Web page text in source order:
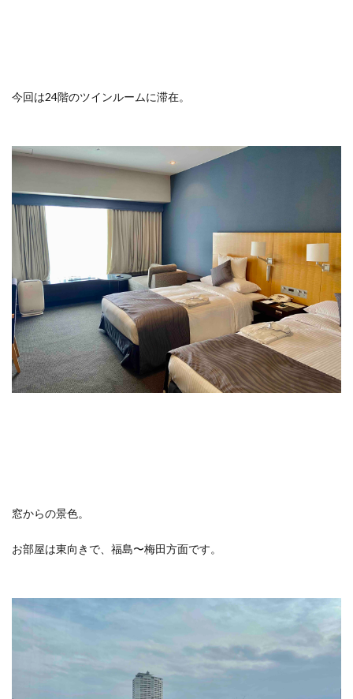
今回は24階のツインルームに滞在。
窓からの景色。
お部屋は東向きで、福島〜梅田方面です。